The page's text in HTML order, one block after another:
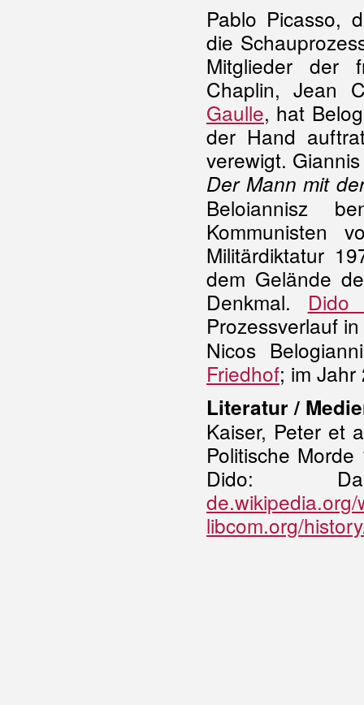
Pablo Picasso,
die
Mitglieder der
Chaplin, Jean
Gaulle, hat
der Hand
verewigt.
Der Mann mit
Beloiannisz
Kommunisten
Militärdiktatur
dem Gelände
Denkmal. Dido
Prozessverlauf
Nicos
Friedhof; im
Literatur /
Kaiser, Peter et
Politische
Dido:
libcom.org/